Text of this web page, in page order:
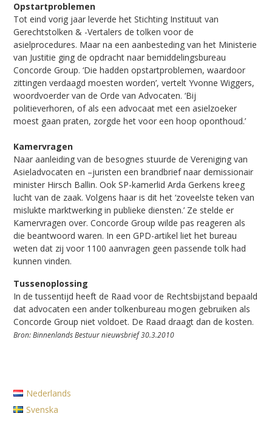
Opstartproblemen
Tot eind vorig jaar leverde het Stichting Instituut van
Gerechtstolken & -Vertalers de tolken voor de
asielprocedures. Maar na een aanbesteding van het Ministerie
van Justitie ging de opdracht naar bemiddelingsbureau
Concorde Group. ‘Die hadden opstartproblemen, waardoor
zittingen verdaagd moesten worden’, vertelt Yvonne Wiggers,
woordvoerder van de Orde van Advocaten. ‘Bij
politieverhoren, of als een advocaat met een asielzoeker
moest gaan praten, zorgde het voor een hoop oponthoud.’
Kamervragen
Naar aanleiding van de besognes stuurde de Vereniging van
Asieladvocaten en –juristen een brandbrief naar demissionair
minister Hirsch Ballin. Ook SP-kamerlid Arda Gerkens kreeg
lucht van de zaak. Volgens haar is dit het ‘zoveelste teken van
mislukte marktwerking in publieke diensten.’ Ze stelde er
Kamervragen over. Concorde Group wilde pas reageren als
die beantwoord waren. In een GPD-artikel liet het bureau
weten dat zij voor 1100 aanvragen geen passende tolk had
kunnen vinden.
Tussenoplossing
In de tussentijd heeft de Raad voor de Rechtsbijstand bepaald
dat advocaten een ander tolkenbureau mogen gebruiken als
Concorde Group niet voldoet. De Raad draagt dan de kosten.
Bron: Binnenlands Bestuur nieuwsbrief 30.3.2010
Nederlands
Svenska